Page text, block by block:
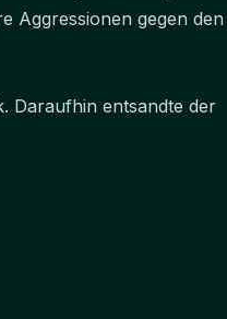
Aggressionen gegen den
Daraufhin entsandte der